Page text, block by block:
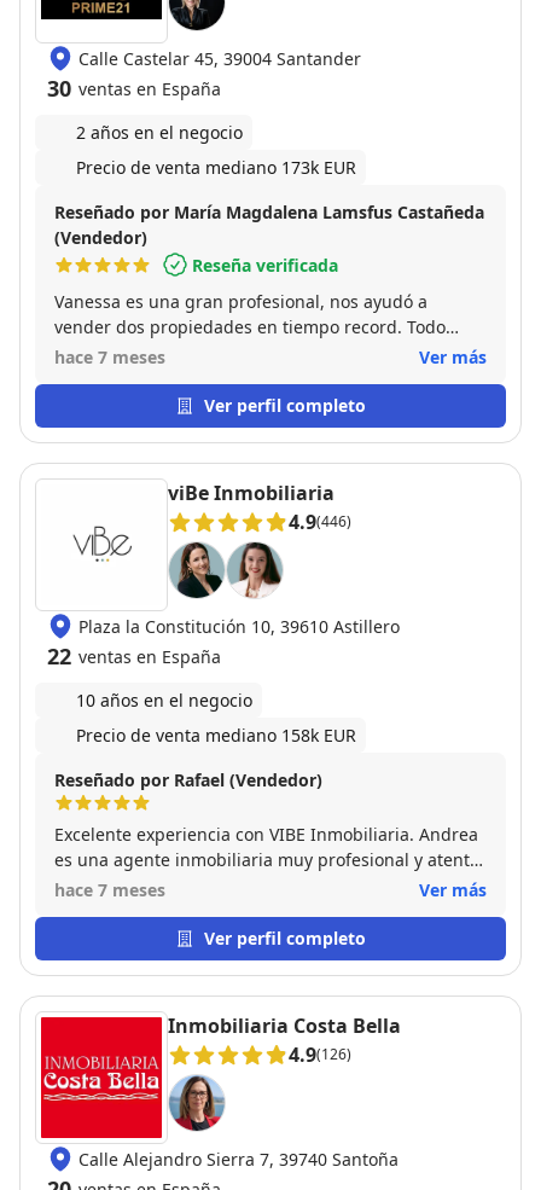
Calle Castelar 45, 39004 Santander
30 ventas en España
2 años en el negocio
Precio de venta mediano 173k EUR
Reseñado por María Magdalena Lamsfus Castañeda
(Vendedor)
Reseña verificada
Vanessa es una gran profesional, nos ayudó a
vender dos propiedades en tiempo record. Todo
fueron facilidades, recomiendo su servicio a todo el
duda recomiendo a Inmoptime21 no dudes en
llamar y agendar tú cita
hace 7 meses Ver más
Ver perfil completo
viBe Inmobiliaria
4.9(446)
Plaza la Constitución 10, 39610 Astillero
22 ventas en España
10 años en el negocio
Precio de venta mediano 158k EUR
Reseñado por Rafael (Vendedor)
Excelente experiencia con VIBE Inmobiliaria. Andrea
es una agente inmobiliaria muy profesional y atenta,
supo acompañarnos en todo el proceso. Totalmente
hace 7 meses Ver más
Ver perfil completo
Inmobiliaria Costa Bella
4.9(126)
Calle Alejandro Sierra 7, 39740 Santoña